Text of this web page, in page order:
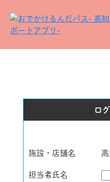
ロ
施設・店舗名
担当者氏名